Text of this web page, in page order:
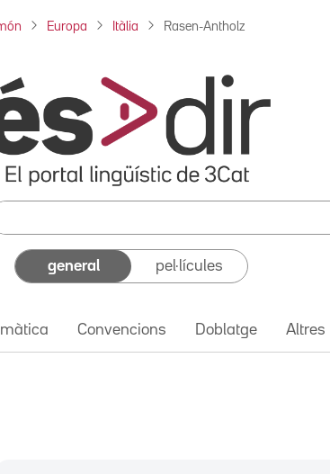
Europa Itàlia Rasen-Antholz
general pel·lícules
Convencions Doblatge Altres